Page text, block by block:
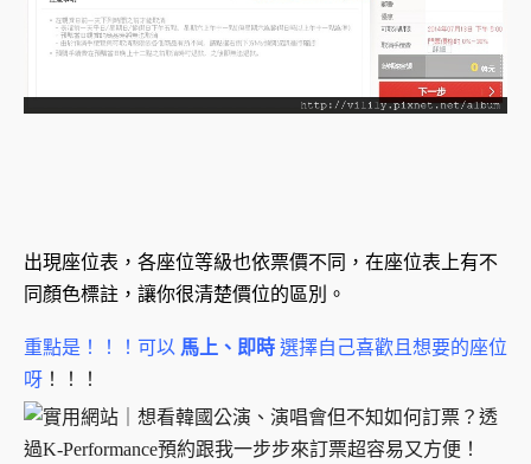
出現座位表，各座位等級也依票價不同，在座位表上有不
同顏色標註，讓你很清楚價位的區別。
重點是！！！可以 馬上、即時 選擇自己喜歡且想要的座位
呀 ！！！